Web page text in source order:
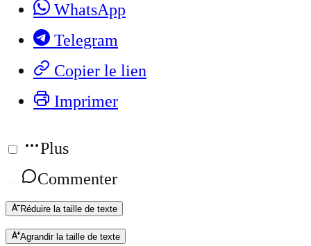
WhatsApp
Telegram
Copier le lien
Imprimer
Plus
Commenter
Réduire la taille de texte
Agrandir la taille de texte